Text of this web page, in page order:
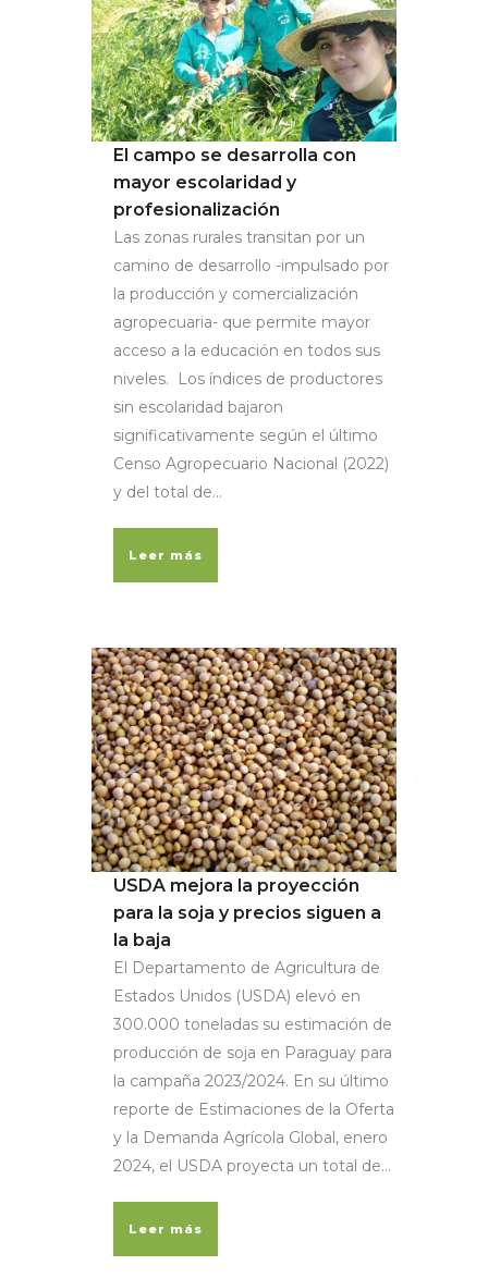
El campo se desarrolla con
mayor escolaridad y
profesionalización
Las zonas rurales transitan por un
camino de desarrollo -impulsado por
la producción y comercialización
agropecuaria- que permite mayor
acceso a la educación en todos sus
niveles. Los índices de productores
sin escolaridad bajaron
significativamente según el último
Censo Agropecuario Nacional (2022)
y del total de...
Leer más
USDA mejora la proyección
para la soja y precios siguen a
la baja
El Departamento de Agricultura de
Estados Unidos (USDA) elevó en
300.000 toneladas su estimación de
producción de soja en Paraguay para
la campaña 2023/2024. En su último
reporte de Estimaciones de la Oferta
y la Demanda Agrícola Global, enero
2024, el USDA proyecta un total de...
Leer más